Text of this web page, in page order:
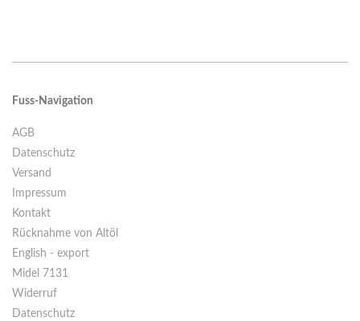
Fuss-Navigation
AGB
Datenschutz
Versand
Impressum
Kontakt
Rücknahme von Altöl
English - export
Midel 7131
Widerruf
Datenschutz